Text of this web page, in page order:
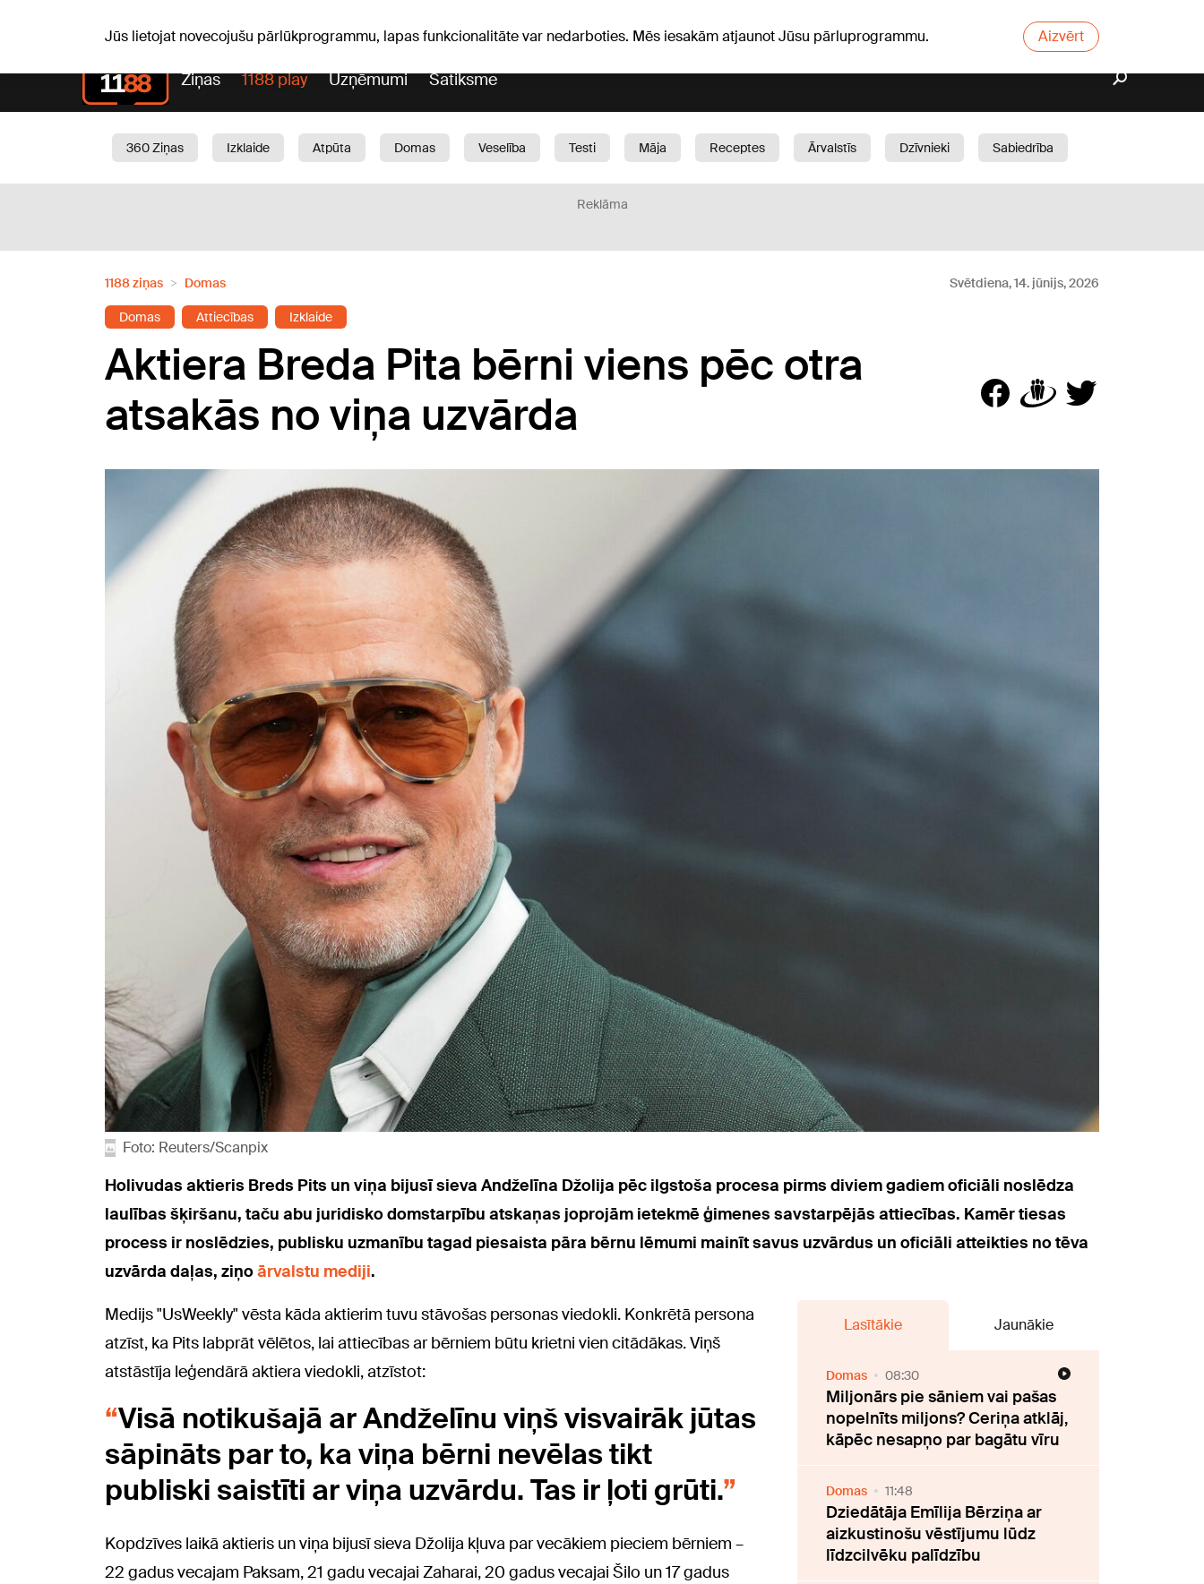
Jūs lietojat novecojušu pārlūkprogrammu, lapas funkcionalitāte var nedarboties. Mēs iesakām atjaunot Jūsu pārluprogrammu. Aizvērt
Ziņas 1188 play Uzņēmumi Satiksme
360 Ziņas Izklaide Atpūta Domas Veselība Testi Māja Receptes Ārvalstīs Dzīvnieki
Sabiedrība
Reklāma
1188 ziņas Domas Svētdiena, 14. jūnijs, 2026
Domas Attiecības Izklaide
Aktiera Breda Pita bērni viens pēc otra
atsakās no viņa uzvārda
Foto: Reuters/Scanpix
Holivudas aktieris Breds Pits un viņa bijusī sieva Andželīna Džolija pēc ilgstoša procesa pirms diviem gadiem oficiāli noslēdza
laulības šķiršanu, taču abu juridisko domstarpību atskaņas joprojām ietekmē ģimenes savstarpējās attiecības. Kamēr tiesas
process ir noslēdzies, publisku uzmanību tagad piesaista pāra bērnu lēmumi mainīt savus uzvārdus un oficiāli atteikties no tēva
uzvārda daļas, ziņoārvalstu mediji.
Medijs "UsWeekly" vēsta kāda aktierim tuvu stāvošas personas viedokli. Konkrētā persona
atzīst, ka Pits labprāt vēlētos, lai attiecības ar bērniem būtu krietni vien citādākas. Viņš
atstāstīja leģendārā aktiera viedokli, atzīstot:
Visā notikušajā ar Andželīnu viņš visvairāk jūtas
sāpināts par to, ka viņa bērni nevēlas tikt
publiski saistīti ar viņa uzvārdu. Tas ir ļoti grūti.
Kopdzīves laikā aktieris un viņa bijusī sieva Džolija kļuva par vecākiem pieciem bērniem –
22 gadus vecajam Paksam, 21 gadu vecajai Zaharai, 20 gadus vecajai Šilo un 17 gadus
Lasītākie Jaunākie
Domas 08:30
Miljonārs pie sāniem vai pašas
nopelnīts miljons? Ceriņa atklāj,
kāpēc nesapņo par bagātu vīru
Domas 11:48
Dziedātāja Emīlija Bērziņa ar
aizkustinošu vēstījumu lūdz
līdzcilvēku palīdzību